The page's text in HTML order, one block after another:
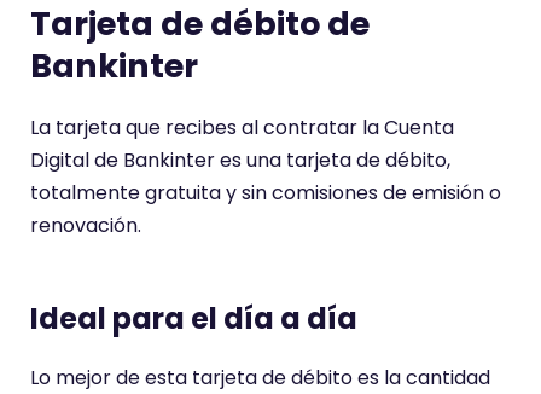
t
e
n
e
u
u
t
Tarjeta de débito de
Bankinter
La tarjeta que recibes al contratar la Cuenta
Digital de Bankinter es una tarjeta de débito,
totalmente gratuita y sin comisiones de emisión o
renovación.
Ideal para el día a día
Lo mejor de esta tarjeta de débito es la cantidad